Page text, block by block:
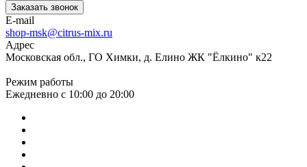
Заказать звонок
E-mail
shop-msk@citrus-mix.ru
Адрес
Московская обл., ГО Химки, д. Елино ЖК "Ёлкино" к22
Режим работы
Ежедневно с 10:00 до 20:00